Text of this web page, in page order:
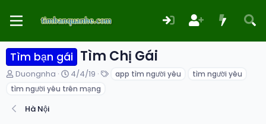
Tìm bạn gái Tìm Chị Gái
T
r
e
a
Duongnha
N
à
4/4/19 app tìm người yêu
tìm người yêu
tìm người yêu trên mạng
Hà Nội